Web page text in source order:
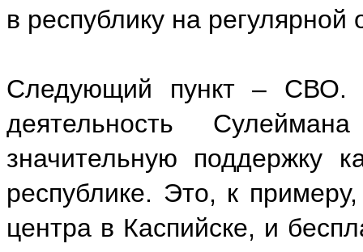
в республику на регулярной
Следующий пункт – СВО.
деятельность
значительную поддержку
республике. Это, к
центра в Каспийске, и